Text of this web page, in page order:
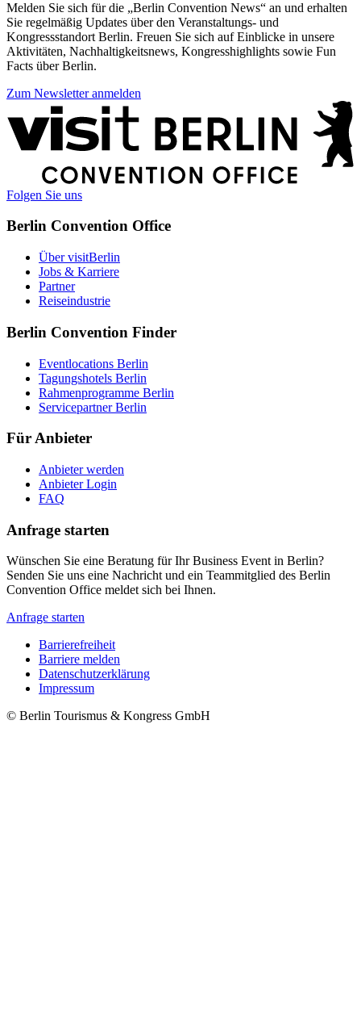
Melden Sie sich für die „Berlin Convention News“ an und erhalten
Sie regelmäßig Updates über den Veranstaltungs- und
Kongressstandort Berlin. Freuen Sie sich auf Einblicke in unsere
Aktivitäten, Nachhaltigkeitsnews, Kongresshighlights sowie Fun
Facts über Berlin.
Zum Newsletter anmelden
Weitere
Informationen
Folgen Sie uns
Berlin Convention Office
Über visitBerlin
Jobs & Karriere
Partner
Reiseindustrie
Berlin Convention Finder
Eventlocations Berlin
Tagungshotels Berlin
Rahmenprogramme Berlin
Servicepartner Berlin
Für Anbieter
Anbieter werden
Anbieter Login
FAQ
Anfrage starten
Wünschen Sie eine Beratung für Ihr Business Event in Berlin?
Senden Sie uns eine Nachricht und ein Teammitglied des Berlin
Convention Office meldet sich bei Ihnen.
Anfrage starten
Metanavigation
Barrierefreiheit
Barriere melden
Datenschutzerklärung
Impressum
© Berlin Tourismus & Kongress GmbH